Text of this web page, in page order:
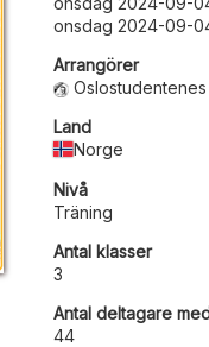
onsdag 2024-09-
Arrangörer
Oslostudentenes
Land
Norge
Nivå
Träning
Antal klasser
3
Antal deltagare
44